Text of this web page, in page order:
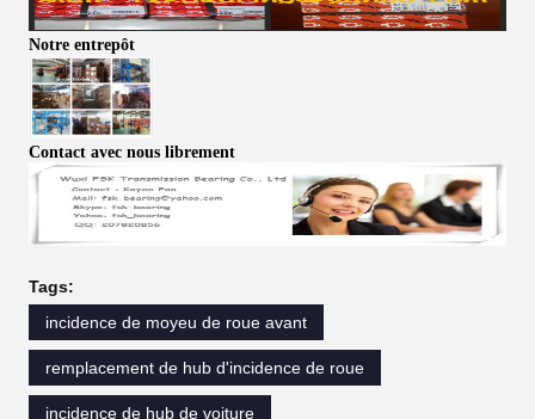
Notre entrepôt
Contact avec nous librement
Tags:
incidence de moyeu de roue avant
remplacement de hub d'incidence de roue
incidence de hub de voiture